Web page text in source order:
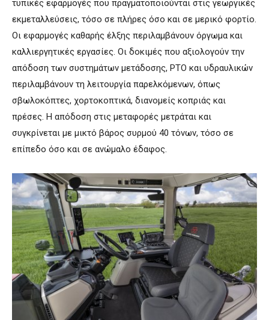
τυπικές εφαρμογές που πραγματοποιούνται στις γεωργικές
εκμεταλλεύσεις, τόσο σε πλήρες όσο και σε μερικό φορτίο.
Οι εφαρμογές καθαρής έλξης περιλαμβάνουν όργωμα και
καλλιεργητικές εργασίες. Οι δοκιμές που αξιολογούν την
απόδοση των συστημάτων μετάδοσης, PTO και υδραυλικών
περιλαμβάνουν τη λειτουργία παρελκόμενων, όπως
σβωλοκόπτες, χορτοκοπτικά, διανομείς κοπριάς και
πρέσες. Η απόδοση στις μεταφορές μετράται και
συγκρίνεται με μικτό βάρος συρμού 40 τόνων, τόσο σε
επίπεδο όσο και σε ανώμαλο έδαφος.